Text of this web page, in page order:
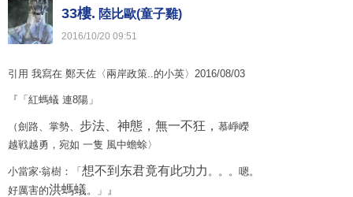
33樓. 陸比歐(童子雞)
2016/10/20 09:51
引用 我寫在 鄭天佐〈兩岸政策..的小英〉2016/08/03
『「紅螞蟻 連8陽」
（劍路、掌勢、 步法、神態，無一不狂， 慕崢嶸
越戦越勇，宛如 一隻 風中蟾蜍〉
小當家‧翁樹：「 想不到东君竟有此功力 。。。嗯。
好厲害的洪螞蟻 。」』